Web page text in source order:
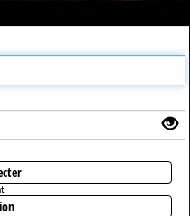
trouvée